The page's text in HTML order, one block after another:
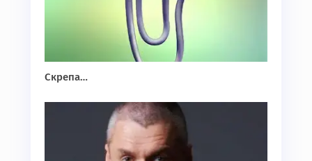
Скрепа…